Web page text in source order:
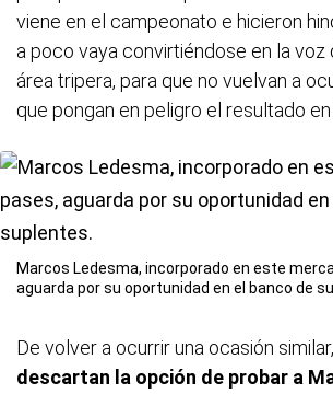
viene en el campeonato e hicieron
a poco vaya convirtiéndose en la voz
área tripera, para que no vuelvan a
que pongan en peligro el resultado en
Marcos Ledesma, incorporado en este
aguarda por su oportunidad en el banco de
De volver a ocurrir una ocasión
descartan la opción de probar a